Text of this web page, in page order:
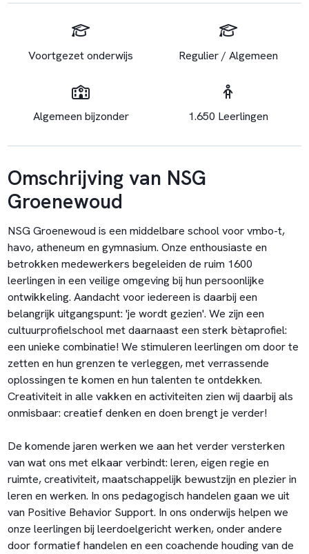
Voortgezet onderwijs Regulier / Algemeen
Algemeen bijzonder 1.650 Leerlingen
Omschrijving van NSG
Groenewoud
NSG Groenewoud is een middelbare school voor vmbo-t,
havo, atheneum en gymnasium. Onze enthousiaste en
betrokken medewerkers begeleiden de ruim 1600
leerlingen in een veilige omgeving bij hun persoonlijke
ontwikkeling. Aandacht voor iedereen is daarbij een
belangrijk uitgangspunt: 'je wordt gezien'. We zijn een
cultuurprofielschool met daarnaast een sterk bètaprofiel:
een unieke combinatie! We stimuleren leerlingen om door te
zetten en hun grenzen te verleggen, met verrassende
oplossingen te komen en hun talenten te ontdekken.
Creativiteit in alle vakken en activiteiten zien wij daarbij als
onmisbaar: creatief denken en doen brengt je verder!
De komende jaren werken we aan het verder versterken
van wat ons met elkaar verbindt: leren, eigen regie en
ruimte, creativiteit, maatschappelijk bewustzijn en plezier in
leren en werken. In ons pedagogisch handelen gaan we uit
van Positive Behavior Support. In ons onderwijs helpen we
onze leerlingen bij leerdoelgericht werken, onder andere
door formatief handelen en een coachende houding van de